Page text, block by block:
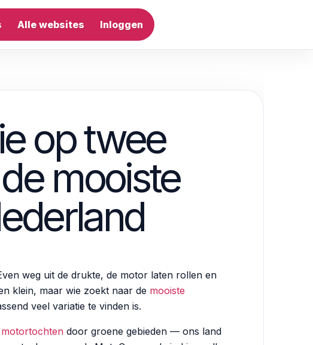
Alle websites Inloggen
op twee
mooiste
weg uit de drukte, de motor laten rollen en
klein, maar wie zoekt naar de mooiste
veel variatie te vinden is.
door groene gebieden — ons land